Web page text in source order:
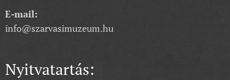
E-mail:
info@szarvasimuzeum.hu
Nyitvatartás: